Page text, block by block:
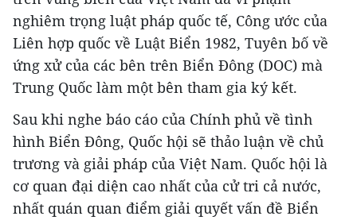
nghiêm trọng luật pháp quốc tế, Công ước của
Liên hợp quốc về Luật Biển 1982, Tuyên bố về
ứng xử của các bên trên Biển Đông (DOC) mà
Trung Quốc làm một bên tham gia ký kết.
Sau khi nghe báo cáo của Chính phủ về tình
hình Biển Đông, Quốc hội sẽ thảo luận về chủ
trương và giải pháp của Việt Nam. Quốc hội là
cơ quan đại diện cao nhất của cử tri cả nước,
nhất quán quan điểm giải quyết vấn đề Biển